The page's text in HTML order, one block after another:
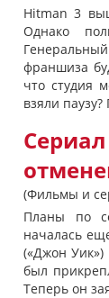
Hitman 3
Однако
франшиза
что студия
взяли
(Фильмы и
Планы по
началась
(«Джон Уик»)
был
Теперь он